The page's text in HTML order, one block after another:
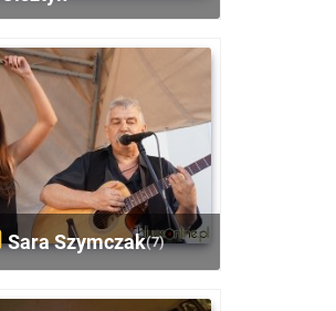
Sara Szymczak(7)